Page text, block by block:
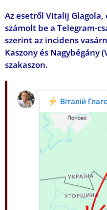
Az esetről Vitalij
számolt be a Telegram-
szerint az incidens
Kaszony és Nagybégány
szakaszon.